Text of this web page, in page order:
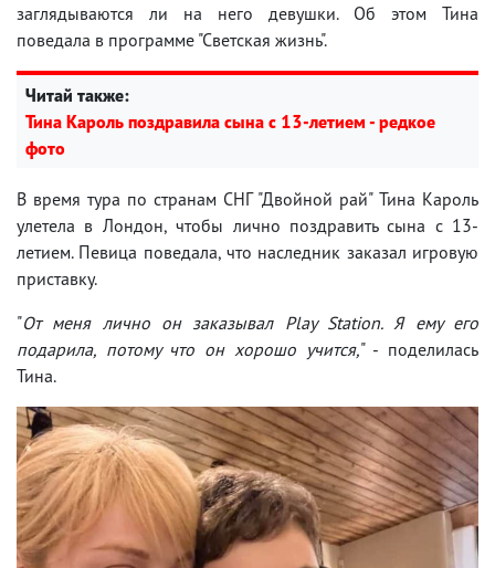
заглядываются ли на него девушки. Об этом Тина
поведала в программе "Светская жизнь".
Читай также:
Тина Кароль поздравила сына с 13-летием - редкое
фото
В время тура по странам СНГ "Двойной рай" Тина Кароль
улетела в Лондон, чтобы лично поздравить сына с 13-
летием. Певица поведала, что наследник заказал игровую
приставку.
"От меня лично он заказывал Play Station. Я ему его
подарила, потому что он хорошо учится," - поделилась
Тина.